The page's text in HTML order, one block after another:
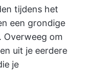
tijdens het
een grondige
Overweeg om
uit je eerdere
je